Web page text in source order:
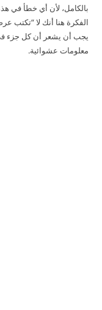
بالكامل، لأن أي خطأ في
الفكرة هنا أنك لا “تكتب
يجب أن يشعر أن كل جزء
معلومات عشوائية.